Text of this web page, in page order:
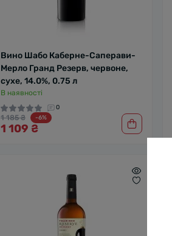
Вино Шабо Каберне-Саперави-
Мерло Гранд Резерв, червоне,
сухе, 14.0%, 0.75 л
В наявності
0
1 185 ₴ -6%
1 109 ₴